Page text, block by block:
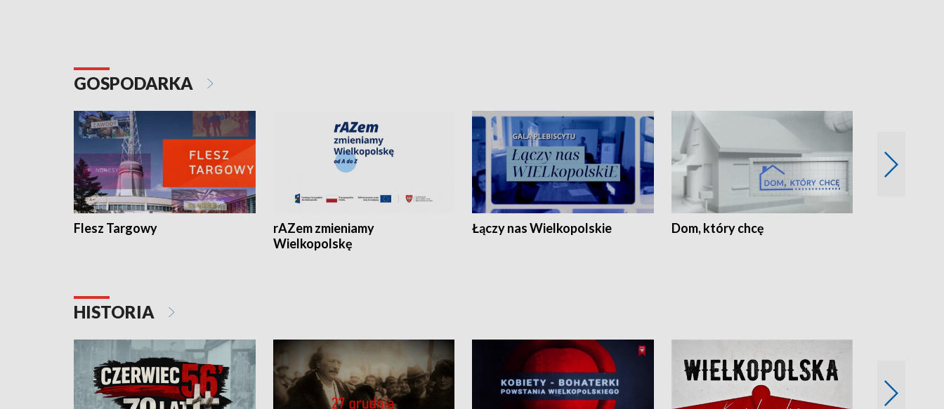
GOSPODARKA
Flesz Targowy
rAZem zmieniamy
Wielkopolskę
Łączy nas Wielkopolskie Dom, który chcę
HISTORIA